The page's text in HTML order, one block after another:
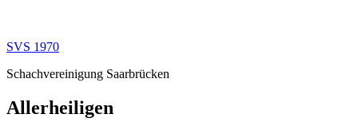
SVS 1970
Schachvereinigung Saarbrücken
Allerheiligen